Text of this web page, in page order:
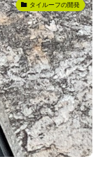
タイルーフの開発